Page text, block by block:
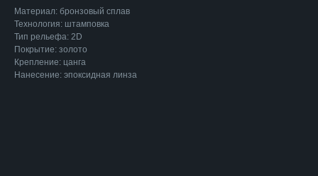
Материал: бронзовый сплав
Технология: штамповка
Тип рельефа: 2D
Покрытие: золото
Крепление: цанга
Нанесение: эпоксидная линза